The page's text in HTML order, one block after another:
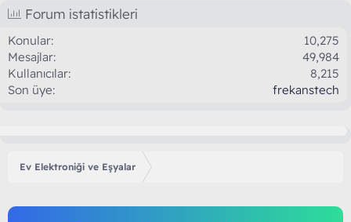
Forum istatistikleri
Konular
10,275
Mesajlar
49,984
Kullanıcılar
8,215
Son üye
frekanstech
Ev Elektroniği ve Eşyalar